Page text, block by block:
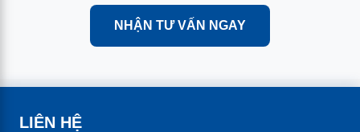
NHẬN TƯ VẤN NGAY
LIÊN HỆ